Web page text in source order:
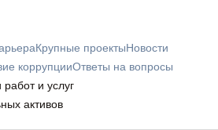
Крупные проектыНовости
коррупцииОтветы на вопросы
работ и услуг
активов